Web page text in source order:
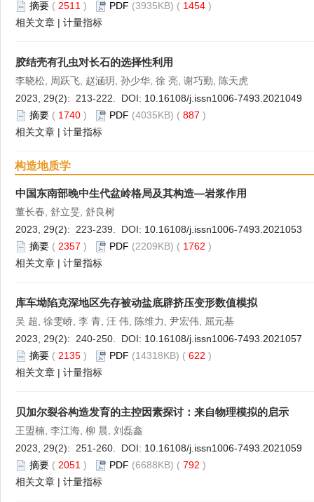
摘要 ( 2511 ) PDF (3935KB) ( 1454 )
相关文章 | 计量指标
胶结壳有孔虫对长石的选择性利用
李晓松, 周跃飞, 赵涵玥, 孙少华, 徐 亮, 谢巧勤, 陈天虎
2023, 29(2): 213-222. DOI: 10.16108/j.issn1006-7493.2021049
摘要 ( 1740 ) PDF (4035KB) ( 887 )
相关文章 | 计量指标
构造地质学
中国东南部晚中生代盆岭格局及其构造—岩浆作用
董长春, 舒立旻, 舒良树
2023, 29(2): 223-239. DOI: 10.16108/j.issn1006-7493.2021053
摘要 ( 2357 ) PDF (2209KB) ( 1762 )
相关文章 | 计量指标
库车坳陷克深地区先存被动盐底辟挤压变形数值模拟
吴 超, 徐雯峤, 李 青, 汪 伟, 陈维力, 尹宏伟, 屈元基
2023, 29(2): 240-250. DOI: 10.16108/j.issn1006-7493.2021057
摘要 ( 2135 ) PDF (14318KB) ( 622 )
相关文章 | 计量指标
贝加尔裂谷构造发育的主控因素探讨：来自物理模拟的启示
王盟楠, 李江海, 柳 晨, 刘磊鑫
2023, 29(2): 251-260. DOI: 10.16108/j.issn1006-7493.2021059
摘要 ( 2051 ) PDF (6688KB) ( 792 )
相关文章 | 计量指标